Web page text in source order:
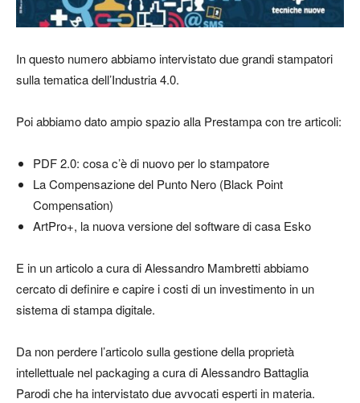
In questo numero abbiamo intervistato due grandi stampatori
sulla tematica dell’Industria 4.0.
Poi abbiamo dato ampio spazio alla Prestampa con tre articoli:
PDF 2.0: cosa c’è di nuovo per lo stampatore
La Compensazione del Punto Nero (Black Point
Compensation)
ArtPro+, la nuova versione del software di casa Esko
E in un articolo a cura di Alessandro Mambretti abbiamo
cercato di definire e capire i costi di un investimento in un
sistema di stampa digitale.
Da non perdere l’articolo sulla gestione della proprietà
intellettuale nel packaging a cura di Alessandro Battaglia
Parodi che ha intervistato due avvocati esperti in materia.